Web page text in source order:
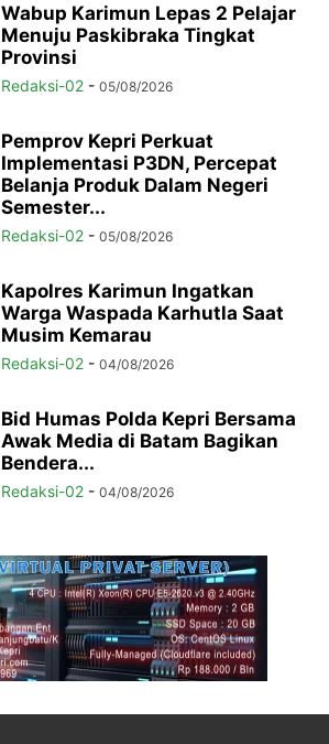
Wabup Karimun Lepas 2 Pelajar
Menuju Paskibraka Tingkat
Provinsi
Redaksi-02 - 05/08/2026
Pemprov Kepri Perkuat
Implementasi P3DN, Percepat
Belanja Produk Dalam Negeri
Semester...
Redaksi-02 - 05/08/2026
Kapolres Karimun Ingatkan
Warga Waspada Karhutla Saat
Musim Kemarau
Redaksi-02 - 04/08/2026
Bid Humas Polda Kepri Bersama
Awak Media di Batam Bagikan
Bendera...
Redaksi-02 - 04/08/2026